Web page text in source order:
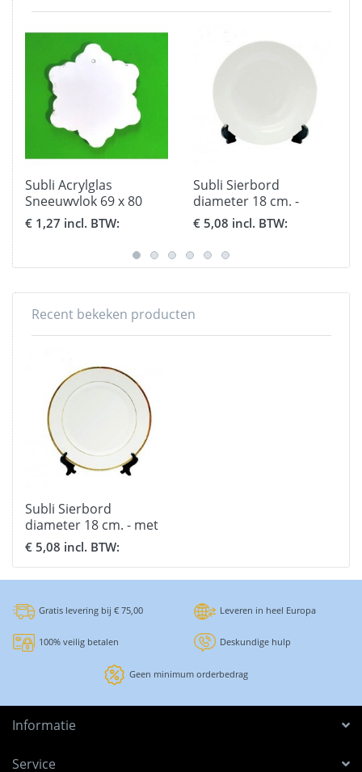
Subli Acrylglas
Sneeuwvlok 69 x 80
mm. - ornament dikte 3
mm.
€ 1,27 incl. BTW:
Subli Sierbord
diameter 18 cm. -
volledig wit
€ 5,08 incl. BTW:
Recent bekeken producten
Subli Sierbord
diameter 18 cm. - met
gouden rand
€ 5,08 incl. BTW:
Gratis levering bij € 75,00 Leveren in heel Europa
100% veilig betalen Deskundige hulp
Geen minimum orderbedrag
Informatie
Service